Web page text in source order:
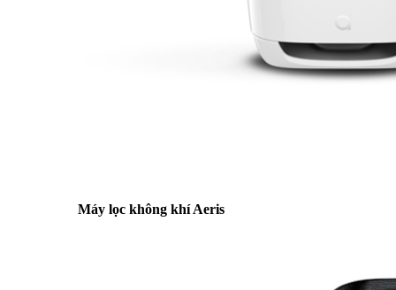
Máy lọc không khí Aeris